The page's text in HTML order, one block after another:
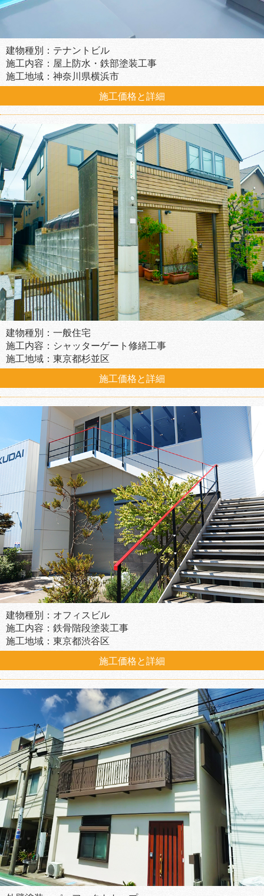
建物種別：テナントビル
施工内容：屋上防水・鉄部塗装工事
施工地域：神奈川県横浜市
施工価格と詳細
建物種別：一般住宅
施工内容：シャッターゲート修繕工事
施工地域：東京都杉並区
施工価格と詳細
建物種別：オフィスビル
施工内容：鉄骨階段塗装工事
施工地域：東京都渋谷区
施工価格と詳細